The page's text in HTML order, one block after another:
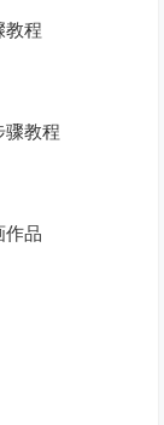
教程
骤教程
作品